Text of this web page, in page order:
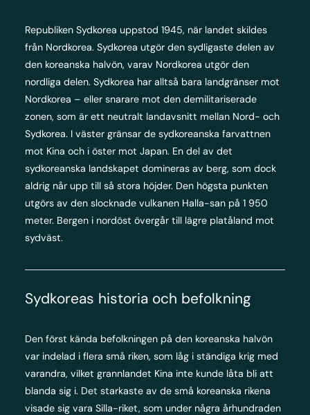
Republiken Sydkorea uppstod 1945, när landet skildes
från Nordkorea. Sydkorea utgör den sydligaste delen av
den koreanska halvön, varav Nordkorea utgör den
nordliga delen. Sydkorea har alltså bara landgränser mot
Nordkorea – eller snarare mot den demilitariserade
zonen, som är ett neutralt landavsnitt mellan Nord- och
Sydkorea. I väster gränsar de sydkoreanska farvattnen
mot Kina och i öster mot Japan. En del av det
sydkoreanska landskapet domineras av berg, som dock
aldrig når upp till så stora höjder. Den högsta punkten
utgörs av den slocknade vulkanen Halla-san på 1 950
meter. Bergen i nordöst övergår till lägre platåland mot
sydväst.
Sydkoreas historia och befolkning
Den först kända befolkningen på den koreanska halvön
var indelad i flera små riken, som låg i ständiga krig med
varandra, vilket grannlandet Kina inte kunde låta bli att
blanda sig i. Det starkaste av de små koreanska rikena
visade sig vara Silla-riket, som under några århundraden